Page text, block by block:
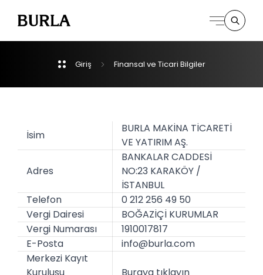
Kurumsal
Giriş Finansal ve Ticari Bilgiler
İsim
BURLA MAKİNA TİCARETİ
VE YATIRIM AŞ.
Adres
BANKALAR CADDESİ
NO:23 KARAKÖY /
İSTANBUL
Telefon
0 212 256 49 50
Vergi Dairesi
BOĞAZİÇİ KURUMLAR
Vergi Numarası
1910017817
E-Posta
info@burla.com
Merkezi Kayıt